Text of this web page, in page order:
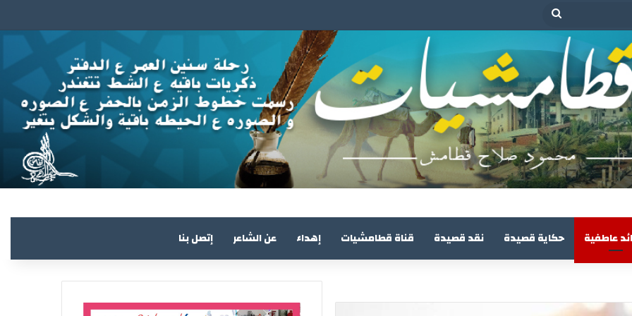
بحث
عاطفية حكاية قصيدة نقد قصيدة قناة قطامشيات إهداء عن الشاعر إتصل بنا